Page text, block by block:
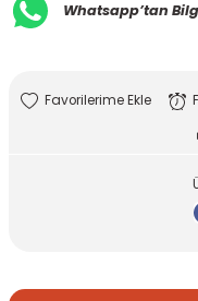
Whatsapp’tan